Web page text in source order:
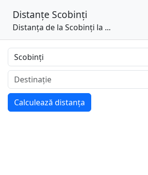
Distanțe Scobinți
Distanța de la Scobinți la ...
Calculează distanța